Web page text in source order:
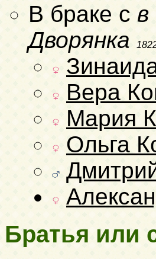
В браке с в
Дворянка
Вера
Мария
Ольга
Братья или